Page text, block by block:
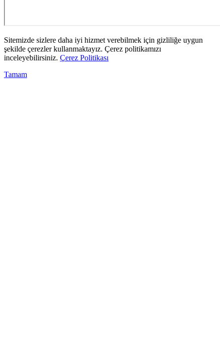
Sitemizde sizlere daha iyi hizmet verebilmek için gizliliğe uygun
şekilde çerezler kullanmaktayız. Çerez politikamızı
inceleyebilirsiniz. Çerez Politikası
Tamam